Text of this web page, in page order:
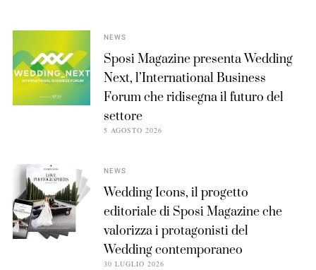
NEWS
Sposi Magazine presenta Wedding
Next, l’International Business
Forum che ridisegna il futuro del
settore
5 AGOSTO 2026
NEWS
Wedding Icons, il progetto
editoriale di Sposi Magazine che
valorizza i protagonisti del
Wedding contemporaneo
30 LUGLIO 2026